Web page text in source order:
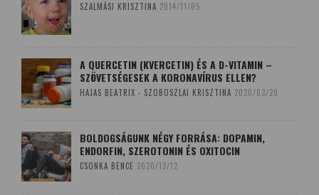
SZALMÁSI KRISZTINA 2014/11/05
A QUERCETIN (KVERCETIN) ÉS A D-VITAMIN –
SZÖVETSÉGESEK A KORONAVÍRUS ELLEN?
HAJAS BEATRIX - SZOBOSZLAI KRISZTINA 2020/03/20
BOLDOGSÁGUNK NÉGY FORRÁSA: DOPAMIN,
ENDORFIN, SZEROTONIN ÉS OXITOCIN
CSONKA BENCE 2020/12/12